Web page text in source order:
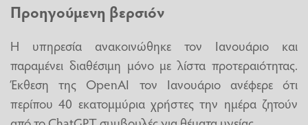
Προηγούμενη βερσιόν
Η υπηρεσία ανακοινώθηκε τον Ιανουάριο και
παραμένει διαθέσιμη μόνο με λίστα προτεραιότητας.
Έκθεση της OpenAI τον Ιανουάριο ανέφερε ότι
περίπου 40 εκατομμύρια χρήστες την ημέρα ζητούν